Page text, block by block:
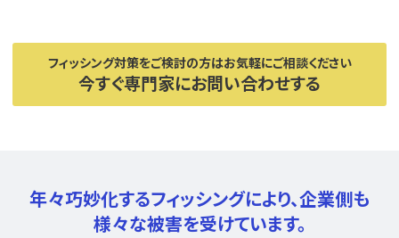
フィッシング対策をご検討の方はお気軽にご相談ください
今すぐ専門家にお問い合わせする
年々巧妙化するフィッシングにより、企業側も
様々な被害を受けています。